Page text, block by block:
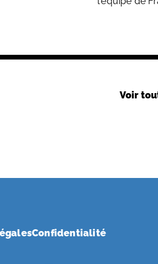
Voir
Confidentialité